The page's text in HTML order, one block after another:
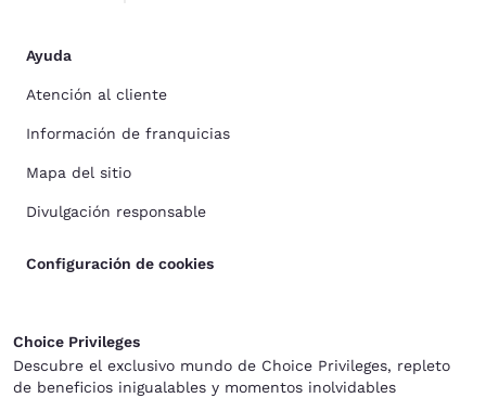
Ayuda
Atención al cliente
Información de franquicias
Mapa del sitio
Divulgación responsable
Configuración de cookies
Choice Privileges
Descubre el exclusivo mundo de Choice Privileges, repleto
de beneficios inigualables y momentos inolvidables